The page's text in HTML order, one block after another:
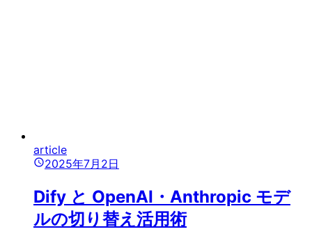
article
2025年7月2日
Dify と OpenAI・Anthropic モデ
ルの切り替え活用術